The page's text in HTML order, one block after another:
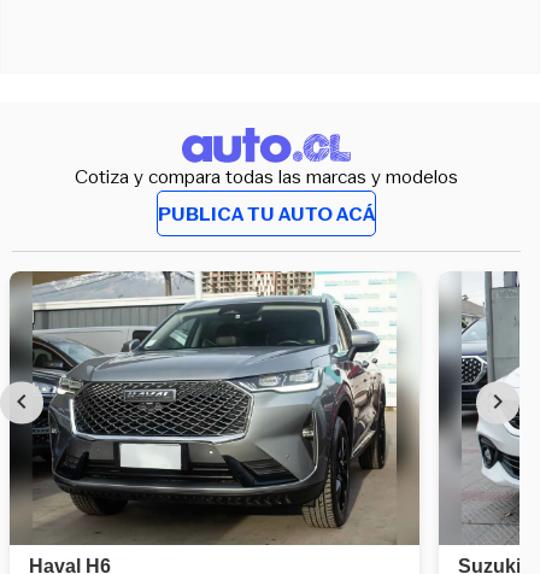
Cotiza y compara todas las marcas y modelos
PUBLICA TU AUTO ACÁ